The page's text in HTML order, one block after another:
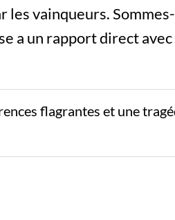
vainqueurs.
a un rapport direct
flagrantes et une